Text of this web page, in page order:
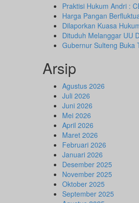
Praktisi Hukum Andri :
Harga Pangan
Dilaporkan Kuasa
Dituduh Melanggar UU
Gubernur Sulteng Buka
Arsip
Agustus 2026
Juli 2026
Juni 2026
Mei 2026
April 2026
Maret 2026
Februari 2026
Januari 2026
Desember 2025
November 2025
Oktober 2025
September 2025